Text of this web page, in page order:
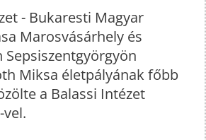
- Bukaresti Magyar
Marosvásárhely és
Sepsiszentgyörgyön
Miksa életpályának főbb
a Balassi Intézet